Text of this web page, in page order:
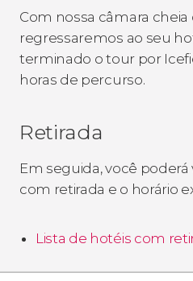
Com nossa câmara
regressaremos ao seu
terminado o tour por
horas de percurso.
Retirada
Em seguida, você poderá
com retirada e o horário
Lista de hotéis com